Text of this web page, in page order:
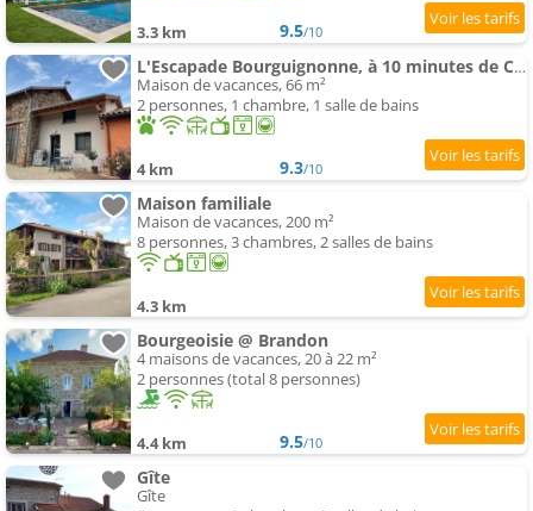
3.3 km 9.5/10
L'Escapade Bourguignonne, à 10 minutes de Cluny, petit déjeuner inclus!
Maison de vacances, 66 m²
2 personnes, 1 chambre, 1 salle de bains
4 km 9.3/10
Maison familiale
Maison de vacances, 200 m²
8 personnes, 3 chambres, 2 salles de bains
4.3 km
Bourgeoisie @ Brandon
4 maisons de vacances, 20 à 22 m²
2 personnes (total 8 personnes)
4.4 km 9.5/10
Gîte
Gîte